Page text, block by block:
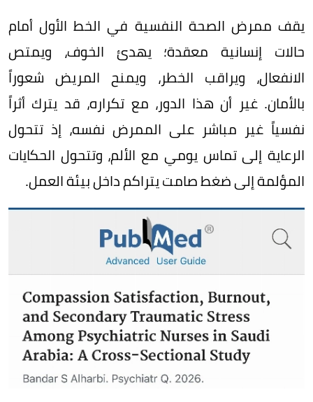
يقف ممرض الصحة النفسية في الخط الأول أمام
حالات إنسانية معقدة؛ يهدئ الخوف، ويمتص
الانفعال، ويراقب الخطر، ويمنح المريض شعوراً
بالأمان. غير أن هذا الدور، مع تكراره، قد يترك أثراً
نفسياً غير مباشر على الممرض نفسه، إذ تتحول
الرعاية إلى تماس يومي مع الألم، وتتحول الحكايات
المؤلمة إلى ضغط صامت يتراكم داخل بيئة العمل.